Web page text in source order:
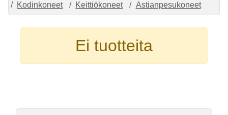
Kodinkoneet Keittiökoneet Astianpesukoneet
Ei tuotteita